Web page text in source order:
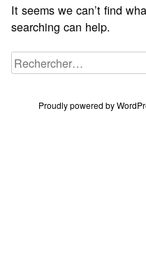
It seems we can’t find
searching can help.
Rechercher :
Proudly powered by